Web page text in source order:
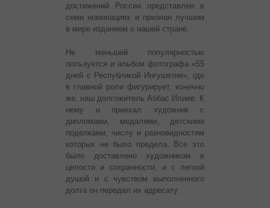
достижений России представлен в
семи номинациях и признан лучшим
в мире изданием о нашей стране.
Не меньшей популярностью
пользуется и альбом фотографа «55
дней с Республикой Ингушетия», где
в главной роли фигурирует, конечно
же, наш долгожитель Аббас Илиев. К
нему и приехал художник с
дипломами, медалями, детскими
поделками, числу и разновидностям
которых не было предела. Все это
было доставлено художником в
целости и сохранности, и с легкой
душой и с чувством выполненного
долга он передал их адресату.